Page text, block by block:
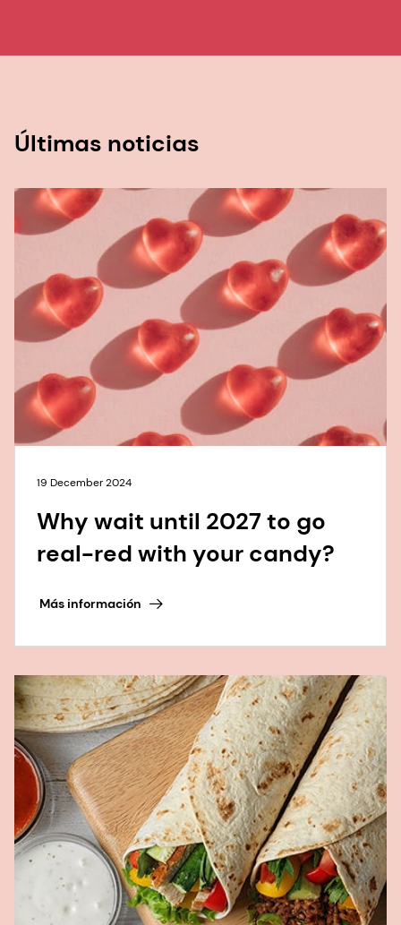
Últimas noticias
19 December 2024
Why wait until 2027 to go
real-red with your candy?
Más información